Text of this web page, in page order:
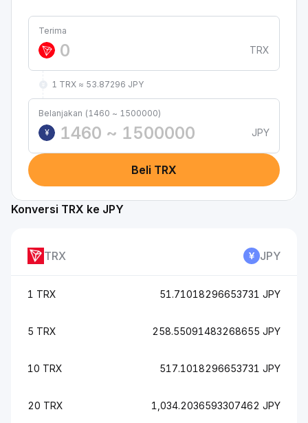
Terima
TRX
1 TRX ≈ 53.87296 JPY
Belanjakan (1460 ~ 1500000)
¥
JPY
Beli TRX
Konversi TRX ke JPY
TRX JPY
1 TRX 51.71018296653731 JPY
5 TRX 258.55091483268655 JPY
10 TRX 517.1018296653731 JPY
20 TRX 1,034.2036593307462 JPY